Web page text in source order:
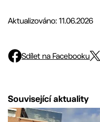
Aktualizováno: 11.06.2026
Sdílet na Facebooku
Související aktuality